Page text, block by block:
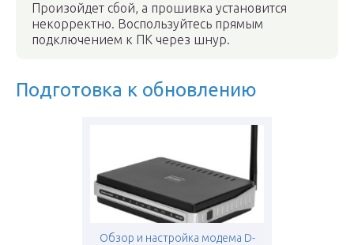
Произойдет сбой, а прошивка установится
некорректно. Воспользуйтесь прямым
подключением к ПК через шнур.
Подготовка к обновлению
Обзор и настройка модема D-